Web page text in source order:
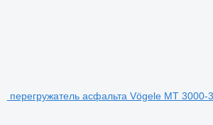
перегружатель асфальта Vögele MT 3000-